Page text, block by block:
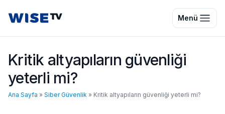
Wise TV Menü
Kritik altyapıların güvenliği
yeterli mi?
Ana Sayfa » Siber Güvenlik » Kritik altyapıların güvenliği yeterli mi?